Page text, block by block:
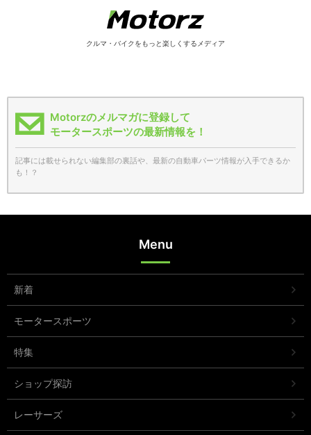
クルマ・バイクをもっと楽しくするメディア
Motorzのメルマガに登録して
モータースポーツの最新情報を！
記事には載せられない編集部の裏話や、最新の自動車パーツ情報が入手できるか
も！？
Menu
新着
モータースポーツ
特集
ショップ探訪
レーサーズ